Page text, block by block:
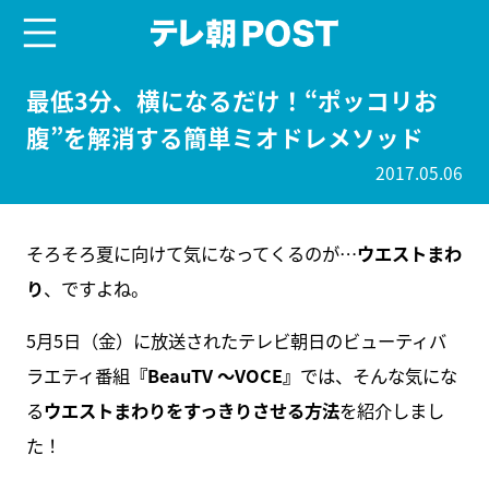
最低3分、横になるだけ！“ポッコリお
腹”を解消する簡単ミオドレメソッド
2017.05.06
そろそろ夏に向けて気になってくるのが…ウエストまわ
り、ですよね。
5月5日（金）に放送されたテレビ朝日のビューティバ
ラエティ番組 『BeauTV ～VOCE』 では、そんな気にな
るウエストまわりをすっきりさせる方法を紹介しまし
た！